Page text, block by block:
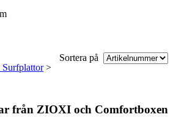
>
Sortera på
från ZIOXI och Comfortboxen